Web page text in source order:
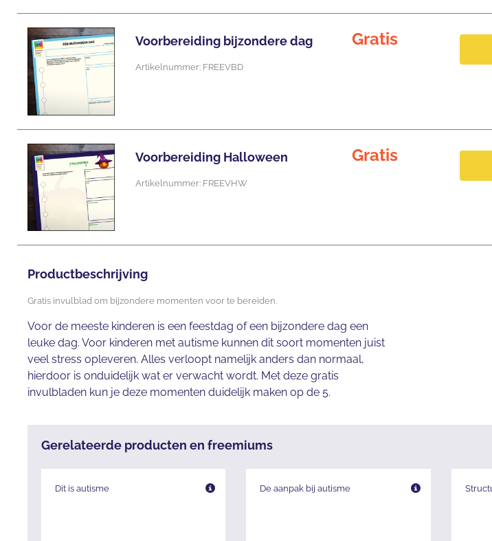
Voorbereiding bijzondere dag
Artikelnummer: FREEVBD
Gratis
Voorbereiding Halloween
Artikelnummer: FREEVHW
Gratis
Productbeschrijving
Gratis invulblad om bijzondere momenten voor te bereiden.
Voor de meeste kinderen is een feestdag of een bijzondere dag een
leuke dag. Voor kinderen met autisme kunnen dit soort momenten juist
veel stress opleveren. Alles verloopt namelijk anders dan normaal,
hierdoor is onduidelijk wat er verwacht wordt. Met deze gratis
invulbladen kun je deze momenten duidelijk maken op de 5.
Gerelateerde producten en freemiums
Dit is autisme De aanpak bij autisme